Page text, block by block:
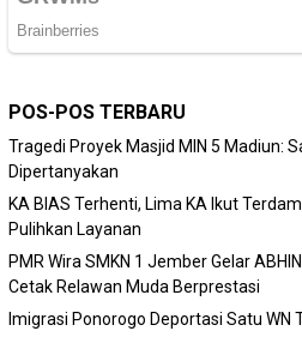
POS-POS TERBARU
Tragedi Proyek Masjid MIN 5 Madiun:
Dipertanyakan
KA BIAS Terhenti, Lima KA Ikut
Pulihkan Layanan
PMR Wira SMKN 1 Jember Gelar
Cetak Relawan Muda Berprestasi
Imigrasi Ponorogo Deportasi Satu WN